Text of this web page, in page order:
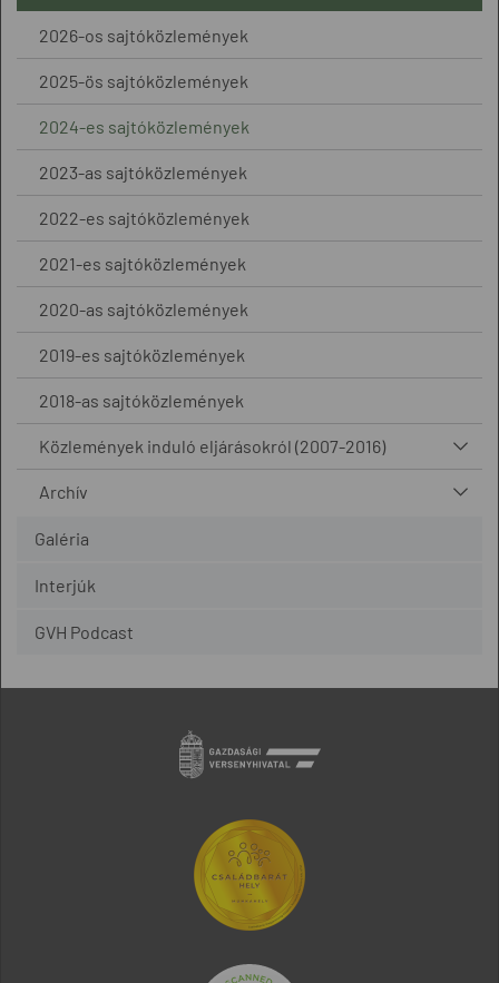
2026-os sajtóközlemények
2025-ös sajtóközlemények
2024-es sajtóközlemények
2023-as sajtóközlemények
2022-es sajtóközlemények
2021-es sajtóközlemények
2020-as sajtóközlemények
2019-es sajtóközlemények
2018-as sajtóközlemények
Közlemények induló eljárásokról (2007-2016)
Archív
Galéria
Interjúk
GVH Podcast